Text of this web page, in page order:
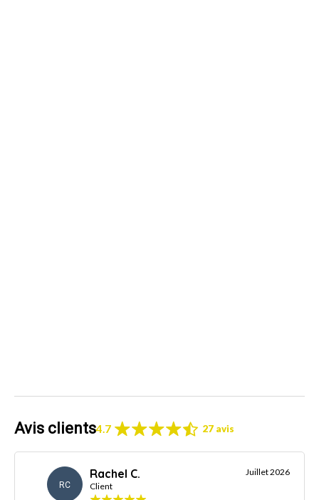
Avis clients4.7 27 avis
RC
Rachel C.
Client
Juillet 2026